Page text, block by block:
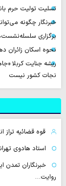
تسلیت تولیت حرم
خبرنگار چگونه
برگزاری
نحوه اسکان زائران
ریشه جنایت کربلا
نجات کشور نیست
قوه قضائیه
استاد هادوی
خبرنگاران تمدن
روایت…